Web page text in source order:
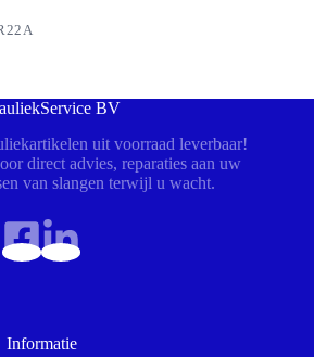
BV
uit voorraad leverbaar!
direct advies, reparaties aan uw
van slangen terwijl u wacht.
Informatie